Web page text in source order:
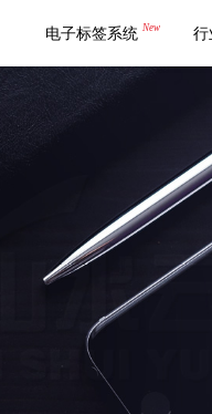
电子标签系统 New 行